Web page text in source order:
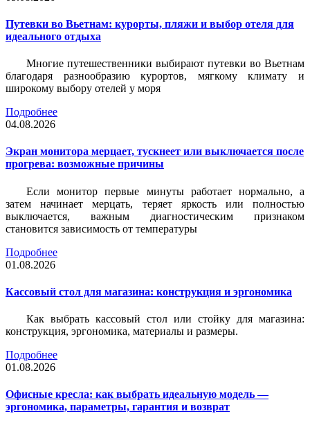
Путевки во Вьетнам: курорты, пляжи и выбор отеля для
идеального отдыха
Многие путешественники выбирают путевки во Вьетнам
благодаря разнообразию курортов, мягкому климату и
широкому выбору отелей у моря
Подробнее
04.08.2026
Экран монитора мерцает, тускнеет или выключается после
прогрева: возможные причины
Если монитор первые минуты работает нормально, а
затем начинает мерцать, теряет яркость или полностью
выключается, важным диагностическим признаком
становится зависимость от температуры
Подробнее
01.08.2026
Кассовый стол для магазина: конструкция и эргономика
Как выбрать кассовый стол или стойку для магазина:
конструкция, эргономика, материалы и размеры.
Подробнее
01.08.2026
Офисные кресла: как выбрать идеальную модель —
эргономика, параметры, гарантия и возврат